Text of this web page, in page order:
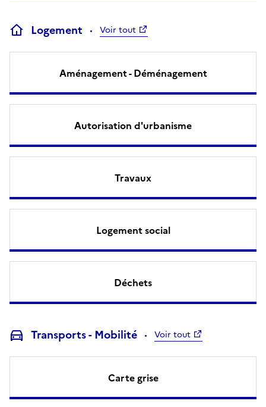
Logement Voir tout
Aménagement - Déménagement
Autorisation d'urbanisme
Travaux
Logement social
Déchets
Transports - Mobilité Voir tout
Carte grise